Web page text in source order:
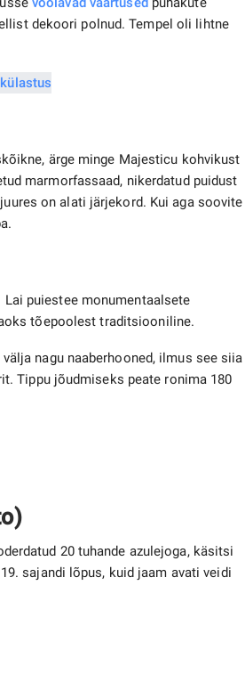
dekoori polnud. Tempel oli lihtne
ärge minge Majesticu kohvikust
marmorfassaad, nikerdatud puidust
on alati järjekord. Kui aga soovite
puiestee monumentaalsete
tõepoolest traditsiooniline.
nagu naaberhooned, ilmus see siia
Tippu jõudmiseks peate ronima 180
20 tuhande azulejoga, käsitsi
sajandi lõpus, kuid jaam avati veidi